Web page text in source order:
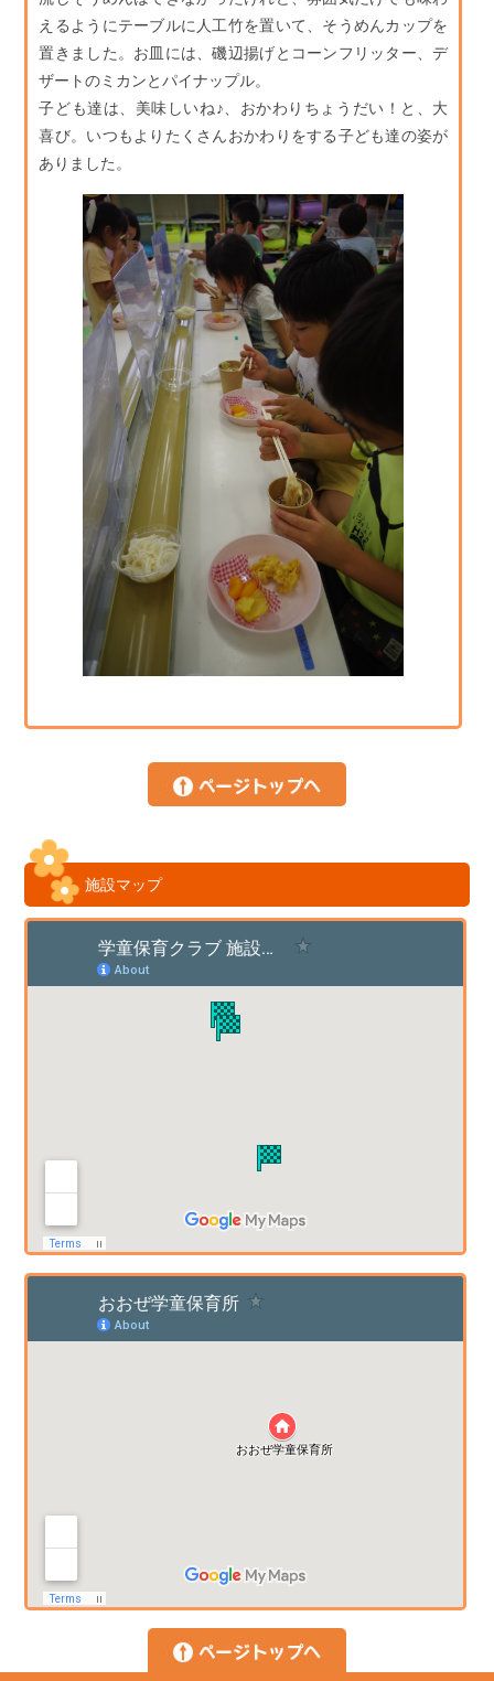
えるようにテーブルに人工竹を置いて、そうめんカップを
置きました。お皿には、磯辺揚げとコーンフリッター、デ
ザートのミカンとパイナップル。
子ども達は、美味しいね♪、おかわりちょうだい！と、大
喜び。いつもよりたくさんおかわりをする子ども達の姿が
ありました。
施設マップ